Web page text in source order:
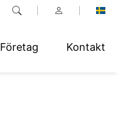
Företag Kontakt